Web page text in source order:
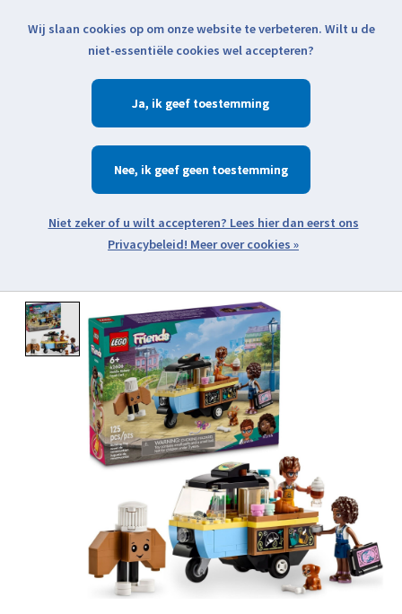
Klik voor actuele verzendinformatie...
Verlanglijst
Zoeken
Open webshop menu
Product image slideshow Items
Wij slaan cookies op om onze website te verbeteren. Wilt u de
niet-essentiële cookies wel accepteren?
Ja
Nee
Meer over cookies »